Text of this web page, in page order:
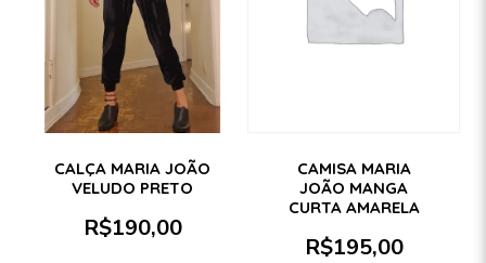
CALÇA MARIA JOÃO
VELUDO PRETO
R$190,00
CAMISA MARIA
JOÃO MANGA
CURTA AMARELA
R$195,00